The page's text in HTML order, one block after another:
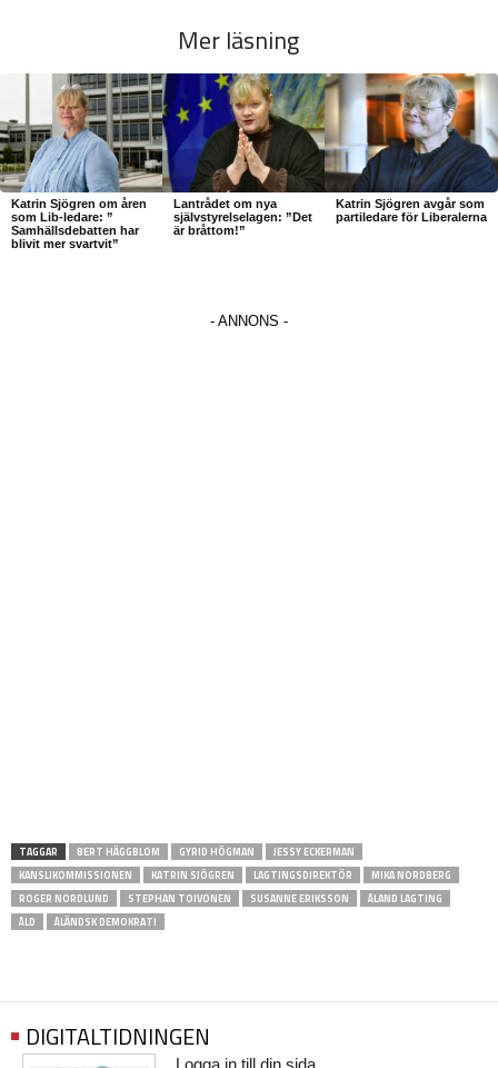
Mer läsning
Katrin Sjögren om åren
som Lib-ledare: ”
Samhällsdebatten har
blivit mer svartvit”
Lantrådet om nya
självstyrelselagen: ”Det
är bråttom!”
Katrin Sjögren avgår som
partiledare för Liberalerna
TAGGAR BERT HÄGGBLOM GYRID HÖGMAN
JESSY ECKERMAN
KANSLIKOMMISSIONEN
KATRIN SJÖGREN LAGTINGSDIREKTÖR
MIKA NORDBERG
ROGER NORDLUND
STEPHAN TOIVONEN SUSANNE ERIKSSON
ÅLAND LAGTING
ÅLD
ÅLÄNDSK DEMOKRATI
DIGITALTIDNINGEN
Logga in till din sida